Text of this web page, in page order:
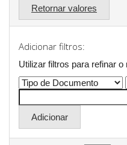
Retornar valores
Adicionar filtros:
Utilizar filtros para refinar